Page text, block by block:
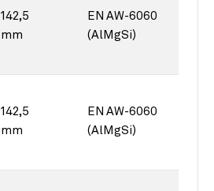
142,5
mm
EN AW-6060
(AlMgSi)
142,5
mm
EN AW-6060
(AlMgSi)